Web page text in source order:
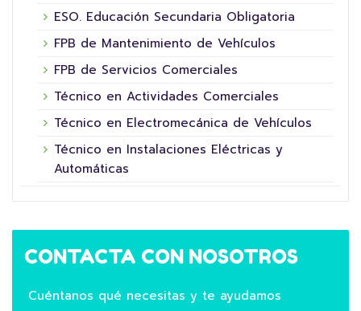
ESO. Educación Secundaria Obligatoria
FPB de Mantenimiento de Vehículos
FPB de Servicios Comerciales
Técnico en Actividades Comerciales
Técnico en Electromecánica de Vehículos
Técnico en Instalaciones Eléctricas y
Automáticas
CONTACTA CON NOSOTROS
Cuéntanos qué necesitas y te ayudamos